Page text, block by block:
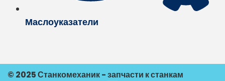
Маслоуказатели
© 2025 Станкомеханик - запчасти к станкам